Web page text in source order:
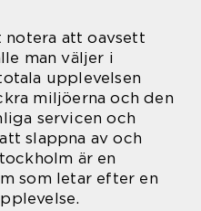
att oavsett
man väljer i
upplevelsen
miljöerna och den
servicen och
slappna av och
är en
som letar efter en